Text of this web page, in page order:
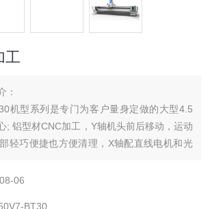
工
：
机型系列是专门为客户量身定做的大型4.5
; 铝型材CNC加工，Y轴机头前后移动，运动
轻巧便捷也方便清理，X轴配直线电机和光
06
BT30